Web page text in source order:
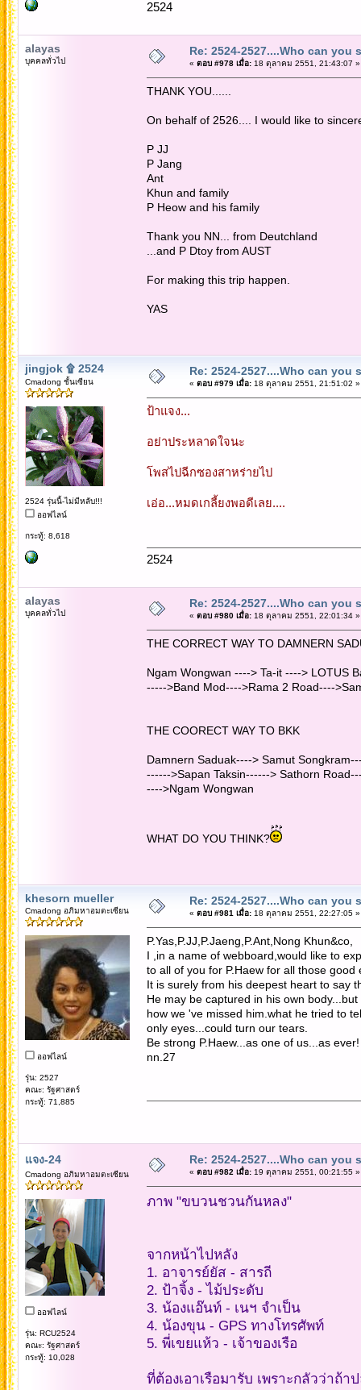
2524
alayas
บุคคลทั่วไป
Re: 2524-2527....Who can you
« ตอบ #978 เมื่อ:18 ตุลาคม 2551, 21:43:07 »
THANK YOU......
On behalf of 2526.... I would like to
P JJ
P Jang
Ant
Khun and family
P Heow and his family
Thank you NN... from Deutchland
...and P Dtoy from AUST
For making this trip happen.
YAS
jingjok ۩ 2524
Cmadong ชั้นเซียน
2524 รุ่นนี้-ไม่มีหลับ!!!
ออฟไลน์
กระทู้: 8,618
Re: 2524-2527....Who can you
« ตอบ #979 เมื่อ:18 ตุลาคม 2551, 21:51:02 »
ป้าแจง...
อย่าประหลาดใจนะ
โพสไปฉีกซองสาหร่ายไป
เอ่อ...หมดเกลี้ยงพอดีเลย....
2524
alayas
บุคคลทั่วไป
Re: 2524-2527....Who can you
« ตอบ #980 เมื่อ:18 ตุลาคม 2551, 22:01:34 »
THE CORRECT WAY TO DAMNERN
Ngam Wongwan ----> Ta-it ----> LOTUS
----->Band Mod---->Rama 2 Road----
THE COORECT WAY TO BKK
Damnern Saduak----> Samut
------>Sapan Taksin------> Sathorn
---->Ngam Wongwan
WHAT DO YOU THINK?
khesorn mueller
Cmadong อภิมหาอมตะเซียน
ออฟไลน์
รุ่น: 2527
คณะ: รัฐศาสตร์
กระทู้: 71,885
Re: 2524-2527....Who can you
« ตอบ #981 เมื่อ:18 ตุลาคม 2551, 22:27:05 »
P.Yas,P.JJ,P.Jaeng,P.Ant,Nong Khun&co,
I ,in a name of webboard,would like to
to all of you for P.Haew for all those good
It is surely from his deepest heart to say
He may be captured in his own
how we 've missed him.what he tried to
only eyes...could turn our tears.
Be strong P.Haew...as one of us...as ever!
nn.27
แจง-24
Cmadong อภิมหาอมตะเซียน
ออฟไลน์
รุ่น: RCU2524
คณะ: รัฐศาสตร์
กระทู้: 10,028
Re: 2524-2527....Who can you
« ตอบ #982 เมื่อ:19 ตุลาคม 2551, 00:21:55 »
ภาพ "ขบวนชวนกันหลง"
จากหน้าไปหลัง
1. อาจารย์ยัส - สารถี
2. ป้าจิ้ง - ไม้ประดับ
3. น้องแอ๊นท์ - เนฯ จำเป็น
4. น้องขุน - GPS ทางโทรศัพท์
5. พี่เขยแห้ว - เจ้าของเรือ
ที่ต้องเอาเรือมารับ เพราะกลัวว่าถ้า